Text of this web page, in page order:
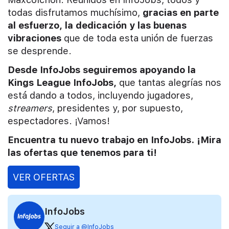
todas disfrutamos muchísimo, gracias en parte
al esfuerzo, la dedicación y las buenas
vibraciones que de toda esta unión de fuerzas
se desprende.
Desde InfoJobs seguiremos apoyando la
Kings League InfoJobs, que tantas alegrías nos
está dando a todos, incluyendo jugadores,
streamers, presidentes y, por supuesto,
espectadores. ¡Vamos!
Encuentra tu nuevo trabajo en InfoJobs. ¡Mira
las ofertas que tenemos para ti!
VER OFERTAS
InfoJobs
Seguir a @InfoJobs